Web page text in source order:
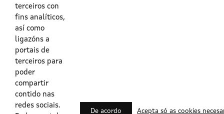
terceiros con
fins analíticos,
así como
ligazóns a
portais de
terceiros para
poder
compartir
contido nas
redes sociais.
De acordo Acepta só as cookies